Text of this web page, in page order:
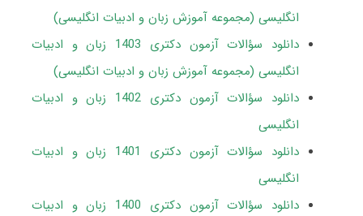
انگلیسی (مجموعه آموزش زبان و ادبیات انگلیسی)
دانلود سؤالات آزمون دکتری 1403 زبان و ادبیات
انگلیسی (مجموعه آموزش زبان و ادبیات انگلیسی)
دانلود سؤالات آزمون دکتری 1402 زبان و ادبیات
انگلیسی
دانلود سؤالات آزمون دکتری 1401 زبان و ادبیات
انگلیسی
دانلود سؤالات آزمون دکتری 1400 زبان و ادبیات